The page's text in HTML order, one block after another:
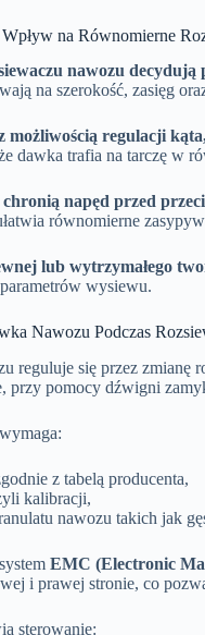
na Równomierne
nawozu
na szerokość, zasięg
możliwością regulacji
dawka trafia na tarczę w
napęd przed
równomierne
lub wytrzymałego
wysiewu.
Nawozu Podczas
reguluje się przez zmianę
przy pomocy dźwigni
z tabelą producenta,
kalibracji,
nawozu takich jak
EMC (Electronic
i prawej stronie, co
sterowanie: